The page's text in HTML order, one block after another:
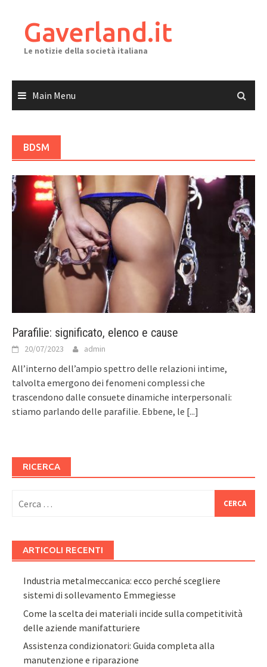
contentGaverland.it
Le notizie della società italiana
Main Menu
BDSM
Parafilie: significato, elenco e cause
20/07/2023 admin
All’interno dell’ampio spettro delle relazioni intime,
talvolta emergono dei fenomeni complessi che
trascendono dalle consuete dinamiche interpersonali:
stiamo parlando delle parafilie. Ebbene, le [...]
RICERCA
per:
ARTICOLI RECENTI
Industria metalmeccanica: ecco perché scegliere
sistemi di sollevamento Emmegiesse
Come la scelta dei materiali incide sulla competitività
delle aziende manifatturiere
Assistenza condizionatori: Guida completa alla
manutenzione e riparazione